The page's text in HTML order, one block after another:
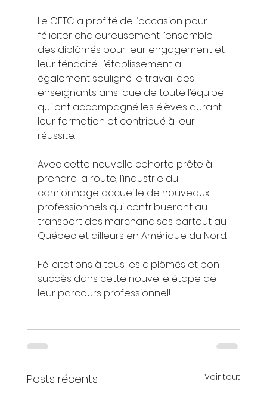
Le CFTC a profité de l’occasion pour
féliciter chaleureusement l’ensemble
des diplômés pour leur engagement et
leur ténacité. L’établissement a
également souligné le travail des
enseignants ainsi que de toute l’équipe
qui ont accompagné les élèves durant
leur formation et contribué à leur
réussite.
Avec cette nouvelle cohorte prête à
prendre la route, l’industrie du
camionnage accueille de nouveaux
professionnels qui contribueront au
transport des marchandises partout au
Québec et ailleurs en Amérique du Nord.
Félicitations à tous les diplômés et bon
succès dans cette nouvelle étape de
leur parcours professionnel!
Posts récents Voir tout